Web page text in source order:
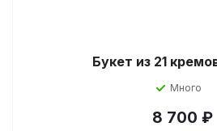
Букет из 21
Много
8 700 ₽